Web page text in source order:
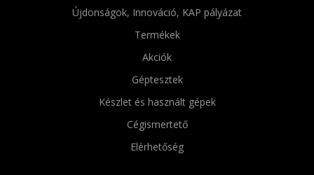
Újdonságok, Innováció, KAP pályázat
Termékek
Akciók
Géptesztek
Készlet és használt gépek
Cégismertető
Elérhetőség